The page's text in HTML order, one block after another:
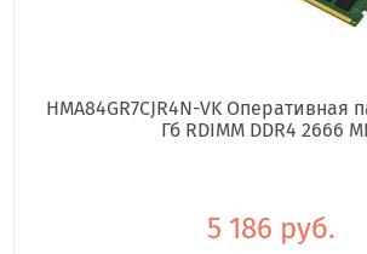
HMA84GR7CJR4N-VK Оперативная
Гб RDIMM DDR4 2666
5 186 руб.